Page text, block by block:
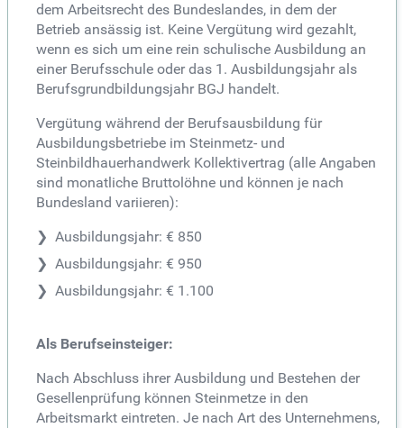
dem Arbeitsrecht des Bundeslandes, in dem der
Betrieb ansässig ist. Keine Vergütung wird gezahlt,
wenn es sich um eine rein schulische Ausbildung an
einer Berufsschule oder das 1. Ausbildungsjahr als
Berufsgrundbildungsjahr BGJ handelt.
Vergütung während der Berufsausbildung für
Ausbildungsbetriebe im Steinmetz- und
Steinbildhauerhandwerk Kollektivertrag (alle Angaben
sind monatliche Bruttolöhne und können je nach
Bundesland variieren):
Ausbildungsjahr: € 850
Ausbildungsjahr: € 950
Ausbildungsjahr: € 1.100
Als Berufseinsteiger:
Nach Abschluss ihrer Ausbildung und Bestehen der
Gesellenprüfung können Steinmetze in den
Arbeitsmarkt eintreten. Je nach Art des Unternehmens,